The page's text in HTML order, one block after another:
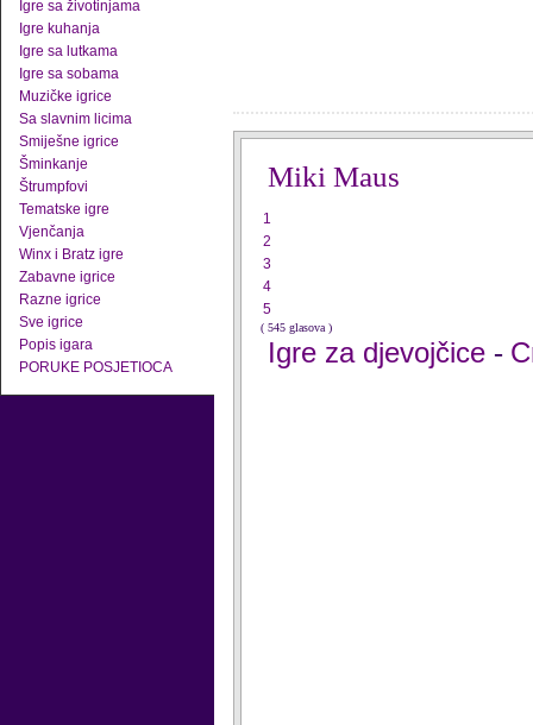
Igre sa životinjama
Igre kuhanja
Igre sa lutkama
Igre sa sobama
Muzičke igrice
Sa slavnim licima
Smiješne igrice
Šminkanje
Štrumpfovi
Tematske igre
Vjenčanja
Winx i Bratz igre
Zabavne igrice
Razne igrice
Sve igrice
Popis igara
PORUKE POSJETIOCA
Miki Maus
1
2
3
4
5
( 545 glasova )
Igre za djevojčice -